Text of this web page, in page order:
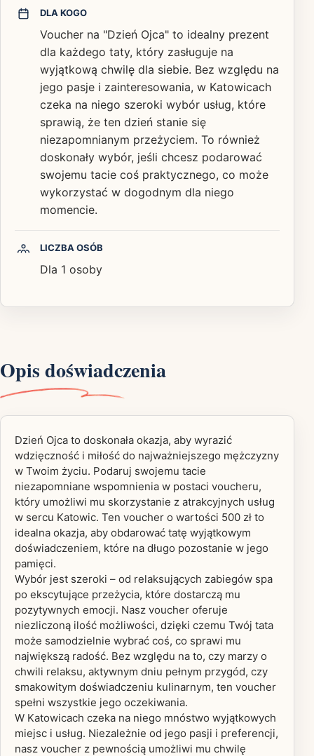
DLA KOGO
Voucher na "Dzień Ojca" to idealny prezent
dla każdego taty, który zasługuje na
wyjątkową chwilę dla siebie. Bez względu na
jego pasje i zainteresowania, w Katowicach
czeka na niego szeroki wybór usług, które
sprawią, że ten dzień stanie się
niezapomnianym przeżyciem. To również
doskonały wybór, jeśli chcesz podarować
swojemu tacie coś praktycznego, co może
wykorzystać w dogodnym dla niego
momencie.
LICZBA OSÓB
Dla 1 osoby
Opis doświadczenia
Dzień Ojca to doskonała okazja, aby wyrazić
wdzięczność i miłość do najważniejszego mężczyzny
w Twoim życiu. Podaruj swojemu tacie
niezapomniane wspomnienia w postaci voucheru,
który umożliwi mu skorzystanie z atrakcyjnych usług
w sercu Katowic. Ten voucher o wartości 500 zł to
idealna okazja, aby obdarować tatę wyjątkowym
doświadczeniem, które na długo pozostanie w jego
pamięci.
Wybór jest szeroki – od relaksujących zabiegów spa
po ekscytujące przeżycia, które dostarczą mu
pozytywnych emocji. Nasz voucher oferuje
niezliczoną ilość możliwości, dzięki czemu Twój tata
może samodzielnie wybrać coś, co sprawi mu
największą radość. Bez względu na to, czy marzy o
chwili relaksu, aktywnym dniu pełnym przygód, czy
smakowitym doświadczeniu kulinarnym, ten voucher
spełni wszystkie jego oczekiwania.
W Katowicach czeka na niego mnóstwo wyjątkowych
miejsc i usług. Niezależnie od jego pasji i preferencji,
nasz voucher z pewnością umożliwi mu chwilę